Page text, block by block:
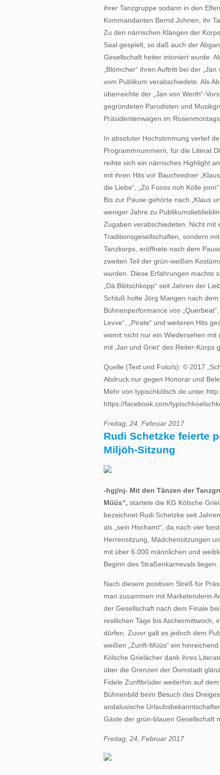
ihrer Tanzgruppe sodann in den
Kommandanten Bernd Johnen, ihr
Zu den närrischen Klängen der
Saal gespielt, so daß auch der
Gesellschaft heiter intoniert wurde.
„Blömcher“ ihren Auftritt bei der
vom Publikum verabschiedete. Als
überreichte der „Jan von Werth“-
gegründeten Parodisten und
Präsidentenwagen im
In absoluter Hochstimmung verlief
Programmnummern, für die Literat
reihte sich ein närrisches Highlight
mit ihren Hits vor Bauchredner
die Liebe“, „Zo Fooss noh Kölle
Bis zur Pause gehörte nach „Klaus
weniger Jahre zu
Zugaben verabschiedeten. Nicht mit
Traditionsgesellschaften, sondern
Tanzkorps, eröffnete nach dem
zweiten Teil der grün-weißen
wurden. Diese Erfahrungen machte
„Dä Blötschkopp“ seit Jahren der
Schluß holte Jörg Mangen nach
Bühnenperformance von
Levve“, „Pirate“ und weiteren Hits
womit nicht nur ein Wiedersehen mit
mit ‚Jan und Griet‘ des Reiter-Korps
Quelle (Text und Foto/s): © 2017
Abdruck nur gegen Honorar und
Mehr von typischkölsch.de unter
https://facebook.com/
Freitag, 24. Februar 2017
Rudi Schetzke feierte
Miljöh-Sitzung
-hgj/nj- Mit den Tänzen der
Müüs“, startete die KG Kölsche
bezeichnet Rudi Schetzke seit
als „sein Hochamt“, da nach vier
Herrensitzung, Mädchensitzungen
mit über 6.000 männlichen und
Beginn des Straßenkarnevals liegen.
Nach diesem positiven Streß für
man zusammen mit Marketenderin
der Gesellschaft nach dem Finale
restlichen Tage bis Aschermittwoch,
dürfen. Zuvor galt es jedoch dem
weißen „Zunft-Müüs“ ein
Kölsche Grielächer dank ihres
über die Grenzen der Domstadt
Fidele Zunftbrüder weiterhin auf
Bühnenbild beim Besuch des
andalusische
Gäste der grün-blauen Gesellschaft
Freitag, 24. Februar 2017